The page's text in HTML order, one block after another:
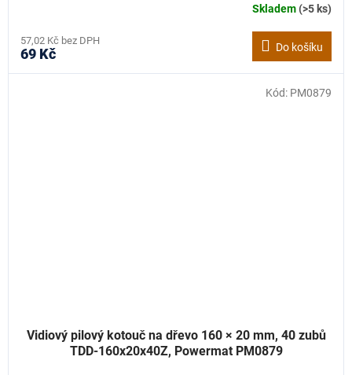
Skladem(>5 ks)
57,02 Kč bez DPH
69 Kč Do košíku
Vidiový pilový kotouč na dřevo 160 × 20 mm, 40 zubů
TDD-160x20x40Z, Powermat PM0879
Kód: PM0879